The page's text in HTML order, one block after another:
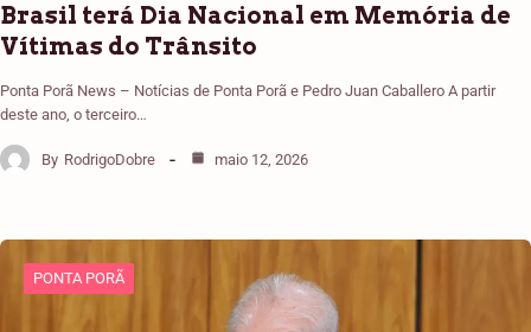
Brasil terá Dia Nacional em Memória de
Vítimas do Trânsito
Ponta Porã News – Notícias de Ponta Porã e Pedro Juan Caballero A partir
deste ano, o terceiro…
By RodrigoDobre maio 12, 2026
PONTA PORÃ